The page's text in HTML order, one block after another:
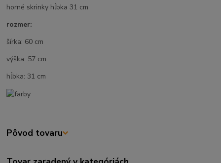
horné skrinky hĺbka 31 cm
rozmer:
šírka: 60 cm
výška: 57 cm
hĺbka: 31 cm
Pôvod tovaru